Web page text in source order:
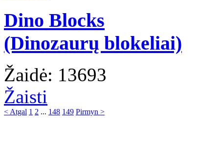
Dino Blocks
(Dinozaurų blokeliai)
Žaidė: 13693
Žaisti
< Atgal 1 2 ... 148 149 Pirmyn >